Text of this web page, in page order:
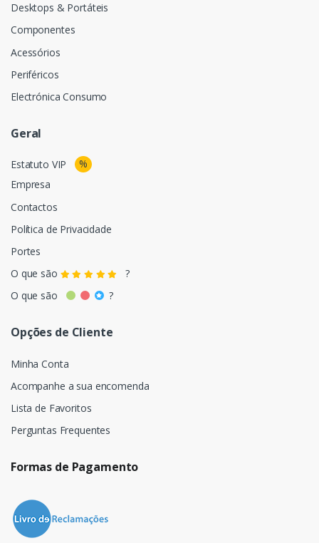
Desktops & Portáteis
Componentes
Acessórios
Periféricos
Electrónica Consumo
Geral
Estatuto VIP
%
Empresa
Contactos
Política de Privacidade
Portes
O que são
?
O que são
?
Opções de Cliente
Minha Conta
Acompanhe a sua encomenda
Lista de Favoritos
Perguntas Frequentes
Formas de Pagamento